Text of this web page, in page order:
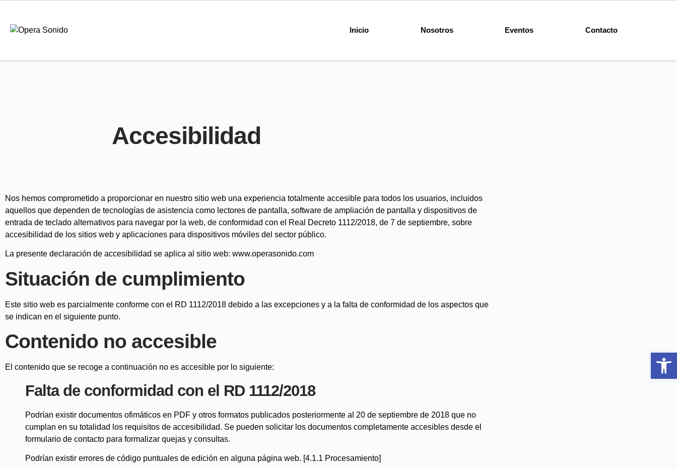
Inicio Nosotros Eventos Contacto
Accesibilidad
Nos hemos comprometido a proporcionar en nuestro sitio web una experiencia totalmente accesible para todos los usuarios, incluidos
aquellos que dependen de tecnologías de asistencia como lectores de pantalla, software de ampliación de pantalla y dispositivos de
entrada de teclado alternativos para navegar por la web, de conformidad con el Real Decreto 1112/2018, de 7 de septiembre, sobre
accesibilidad de los sitios web y aplicaciones para dispositivos móviles del sector público.
La presente declaración de accesibilidad se aplica al sitio web: www.operasonido.com
Situación de cumplimiento
Este sitio web es parcialmente conforme con el RD 1112/2018 debido a las excepciones y a la falta de conformidad de los aspectos que
se indican en el siguiente punto.
Contenido no accesible
El contenido que se recoge a continuación no es accesible por lo siguiente:
Falta de conformidad con el RD 1112/2018
Podrían existir documentos ofimáticos en PDF y otros formatos publicados posteriormente al 20 de septiembre de 2018 que no
cumplan en su totalidad los requisitos de accesibilidad. Se pueden solicitar los documentos completamente accesibles desde el
formulario de contacto para formalizar quejas y consultas.
Podrían existir errores de código puntuales de edición en alguna página web. [4.1.1 Procesamiento]
Abrir